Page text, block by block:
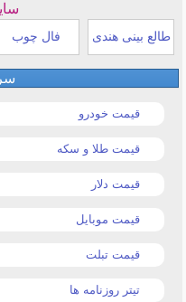
طالع بینی هندی فال چوب
قیمت خودرو
قیمت طلا و سکه
قیمت دلار
قیمت موبایل
قیمت تبلت
تیتر روزنامه ها